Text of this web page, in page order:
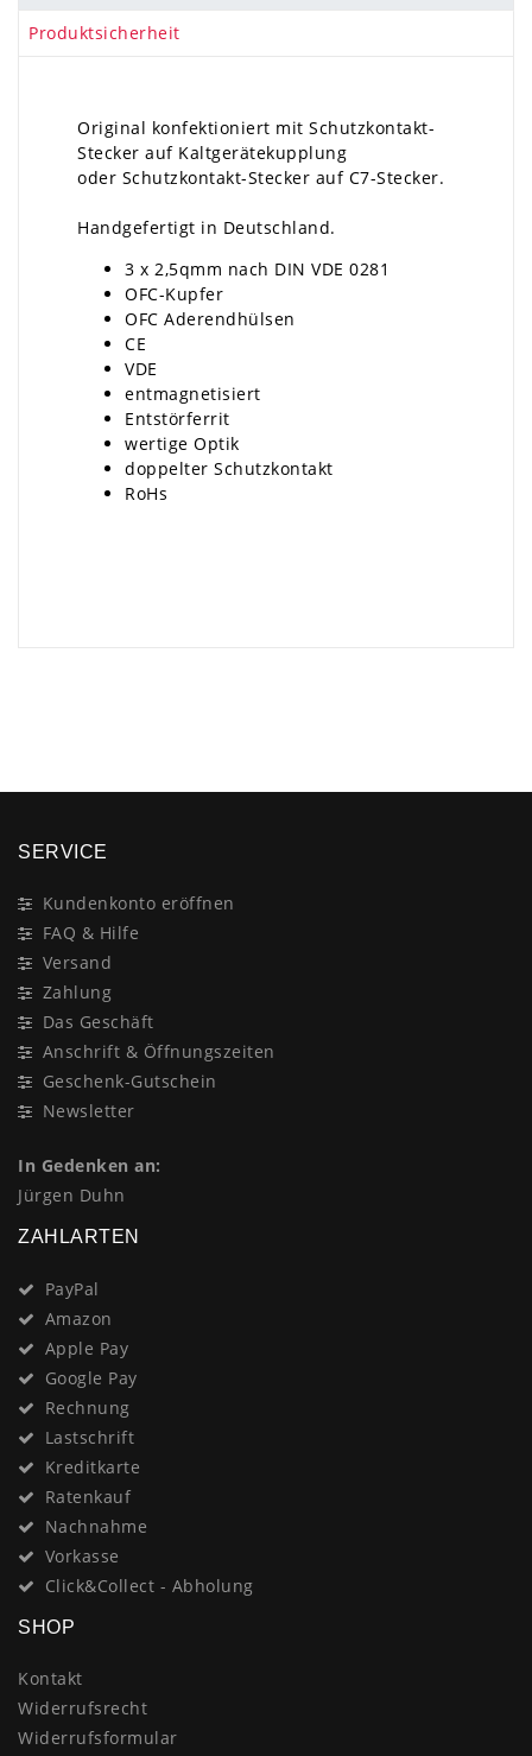
Produktsicherheit
Original konfektioniert mit Schutzkontakt-
Stecker auf Kaltgerätekupplung
oder Schutzkontakt-Stecker auf C7-Stecker.
Handgefertigt in Deutschland.
3 x 2,5qmm nach DIN VDE 0281
OFC-Kupfer
OFC Aderendhülsen
CE
VDE
entmagnetisiert
Entstörferrit
wertige Optik
doppelter Schutzkontakt
RoHs
SERVICE
Kundenkonto eröffnen
FAQ & Hilfe
Versand
Zahlung
Das Geschäft
Anschrift & Öffnungszeiten
Geschenk-Gutschein
Newsletter
In Gedenken an:
Jürgen Duhn
ZAHLARTEN
PayPal
Amazon
Apple Pay
Google Pay
Rechnung
Lastschrift
Kreditkarte
Ratenkauf
Nachnahme
Vorkasse
Click&Collect - Abholung
SHOP
Kontakt
Widerrufsrecht
Widerrufsformular